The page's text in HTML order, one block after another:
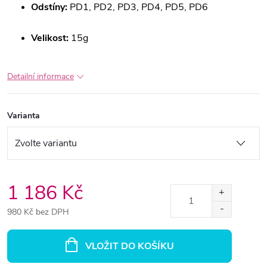
Odstíny: PD1, PD2, PD3, PD4, PD5, PD6
Velikost: 15g
Detailní informace
Varianta
1 186 Kč
980 Kč bez DPH
VLOŽIT DO KOŠÍKU